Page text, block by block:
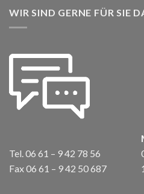
WIR SIND GERNE FÜR SIE
Tel. 06 61 – 9 42 78 56
Fax 06 61 – 9 42 50 687